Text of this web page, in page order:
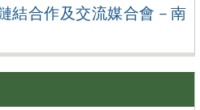
結合作及交流媒合會－南